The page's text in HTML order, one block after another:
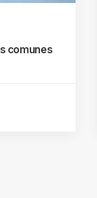
comunes